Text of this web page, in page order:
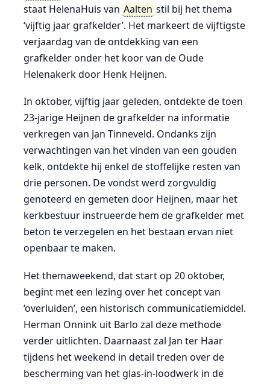
staat HelenaHuis van Aalten stil bij het thema
‘vijftig jaar grafkelder’. Het markeert de vijftigste
verjaardag van de ontdekking van een
grafkelder onder het koor van de Oude
Helenakerk door Henk Heijnen.
In oktober, vijftig jaar geleden, ontdekte de toen
23-jarige Heijnen de grafkelder na informatie
verkregen van Jan Tinneveld. Ondanks zijn
verwachtingen van het vinden van een gouden
kelk, ontdekte hij enkel de stoffelijke resten van
drie personen. De vondst werd zorgvuldig
genoteerd en gemeten door Heijnen, maar het
kerkbestuur instrueerde hem de grafkelder met
beton te verzegelen en het bestaan ervan niet
openbaar te maken.
Het themaweekend, dat start op 20 oktober,
begint met een lezing over het concept van
‘overluiden’, een historisch communicatiemiddel.
Herman Onnink uit Barlo zal deze methode
verder uitlichten. Daarnaast zal Jan ter Haar
tijdens het weekend in detail treden over de
bescherming van het glas-in-loodwerk in de